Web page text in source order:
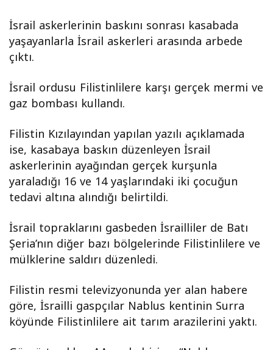
İsrail askerlerinin baskını sonrası kasabada
yaşayanlarla İsrail askerleri arasında arbede
çıktı.
İsrail ordusu Filistinlilere karşı gerçek mermi ve
gaz bombası kullandı.
Filistin Kızılayından yapılan yazılı açıklamada
ise, kasabaya baskın düzenleyen İsrail
askerlerinin ayağından gerçek kurşunla
yaraladığı 16 ve 14 yaşlarındaki iki çocuğun
tedavi altına alındığı belirtildi.
İsrail topraklarını gasbeden İsrailliler de Batı
Şeria’nın diğer bazı bölgelerinde Filistinlilere ve
mülklerine saldırı düzenledi.
Filistin resmi televizyonunda yer alan habere
göre, İsrailli gaspçılar Nablus kentinin Surra
köyünde Filistinlilere ait tarım arazilerini yaktı.